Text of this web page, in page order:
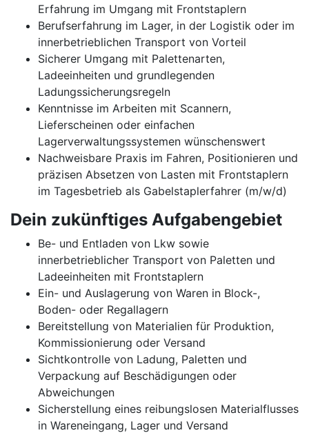
Erfahrung im Umgang mit Frontstaplern
Berufserfahrung im Lager, in der Logistik oder im
innerbetrieblichen Transport von Vorteil
Sicherer Umgang mit Palettenarten,
Ladeeinheiten und grundlegenden
Ladungssicherungsregeln
Kenntnisse im Arbeiten mit Scannern,
Lieferscheinen oder einfachen
Lagerverwaltungssystemen wünschenswert
Nachweisbare Praxis im Fahren, Positionieren und
präzisen Absetzen von Lasten mit Frontstaplern
im Tagesbetrieb als Gabelstaplerfahrer (m/w/d)
Dein zukünftiges Aufgabengebiet
Be- und Entladen von Lkw sowie
innerbetrieblicher Transport von Paletten und
Ladeeinheiten mit Frontstaplern
Ein- und Auslagerung von Waren in Block-,
Boden- oder Regallagern
Bereitstellung von Materialien für Produktion,
Kommissionierung oder Versand
Sichtkontrolle von Ladung, Paletten und
Verpackung auf Beschädigungen oder
Abweichungen
Sicherstellung eines reibungslosen Materialflusses
in Wareneingang, Lager und Versand